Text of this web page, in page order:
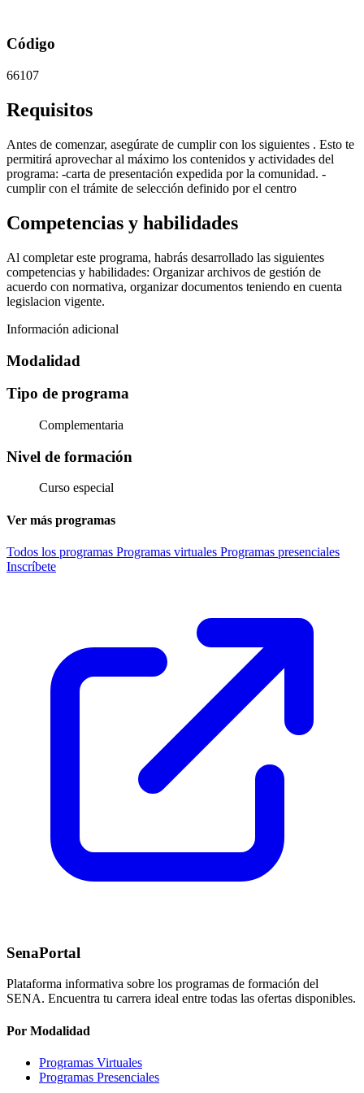
Código
66107
Requisitos
Antes de comenzar, asegúrate de cumplir con los siguientes . Esto te
permitirá aprovechar al máximo los contenidos y actividades del
programa: -carta de presentación expedida por la comunidad. -
cumplir con el trámite de selección definido por el centro
Competencias y habilidades
Al completar este programa, habrás desarrollado las siguientes
competencias y habilidades: Organizar archivos de gestión de
acuerdo con normativa, organizar documentos teniendo en cuenta
legislacion vigente.
Información adicional
Modalidad
Tipo de programa
Complementaria
Nivel de formación
Curso especial
Ver más programas
Todos los programas Programas virtuales Programas presenciales
Inscríbete
SenaPortal
Plataforma informativa sobre los programas de formación del
SENA. Encuentra tu carrera ideal entre todas las ofertas disponibles.
Por Modalidad
Programas Virtuales
Programas Presenciales